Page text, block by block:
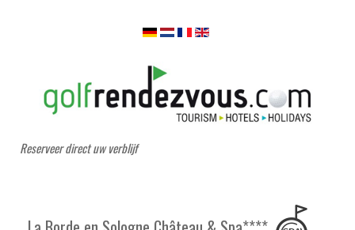
Reserveer direct uw verblijf